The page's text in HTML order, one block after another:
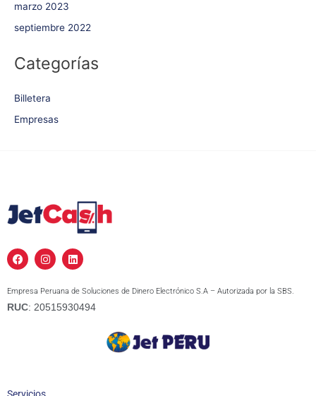
marzo 2023
septiembre 2022
Categorías
Billetera
Empresas
F
a
c
b
o
I
n
s
t
a
g
L
i
n
k
e
d
Empresa Peruana de Soluciones de Dinero Electrónico S.A – Autorizada por la SBS.
RUC: 20515930494